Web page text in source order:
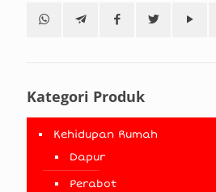
Kategori Produk
Kehidupan Rumah
Dapur
Perabot